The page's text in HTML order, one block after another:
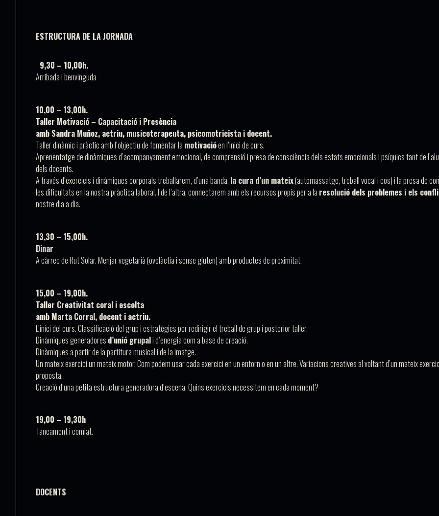
ESTRUCTURA DE LA JORNADA
9,30 – 10,00h.
Arribada i benvinguda
10,00 – 13,00h.
Taller Motivació – Capacitació i Presència
amb Sandra Muñoz, actriu, musicoterapeuta, psicomotricista i docent.
Taller dinàmic i pràctic amb l’objectiu de fomentar la motivacióen l’inici de curs.
Aprenentatge de dinàmiques d’acompanyament emocional, de comprensió i presa de consciència dels estats emocionals i psíquics tant de
dels docents.
A través d’exercicis i dinàmiques corporals treballarem, d’una banda, la cura d’un mateix(automassatge, treball vocal i cos) i la presa de
les dificultats en la nostra pràctica laboral. I de l’altra, connectarem amb els recursos propis per a la resolució dels problemes i els
nostre dia a dia.
13,30 – 15,00h.
Dinar
A càrrec de Rut Solar. Menjar vegetarià (ovolàctia i sense gluten) amb productes de proximitat.
15,00 – 19,00h.
Taller Creativitat coral i escolta
amb Marta Corral, docent i actriu.
L’inici del curs. Classificació del grup i estratègies per redirigir el treball de grup i posterior taller.
Dinàmiques generadores d’unió grupali d’energia com a base de creació.
Dinàmiques a partir de la partitura musical i de la imatge.
Un mateix exercici un mateix motor. Com podem usar cada exercici en un entorn o en un altre. Variacions creatives al voltant d’un mateix
proposta.
Creació d’una petita estructura generadora d’escena. Quins exercicis necessitem en cada moment?
19,00 – 19,30h
Tancament i comiat.
DOCENTS